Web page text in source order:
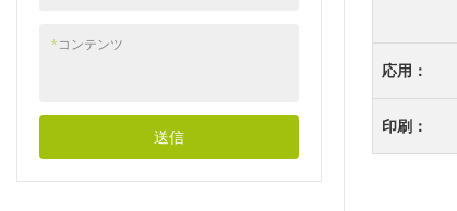
応用：
印刷：
*コンテンツ
送信